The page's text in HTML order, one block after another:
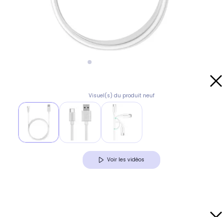
Visuel(s) du produit neuf
Voir les vidéos